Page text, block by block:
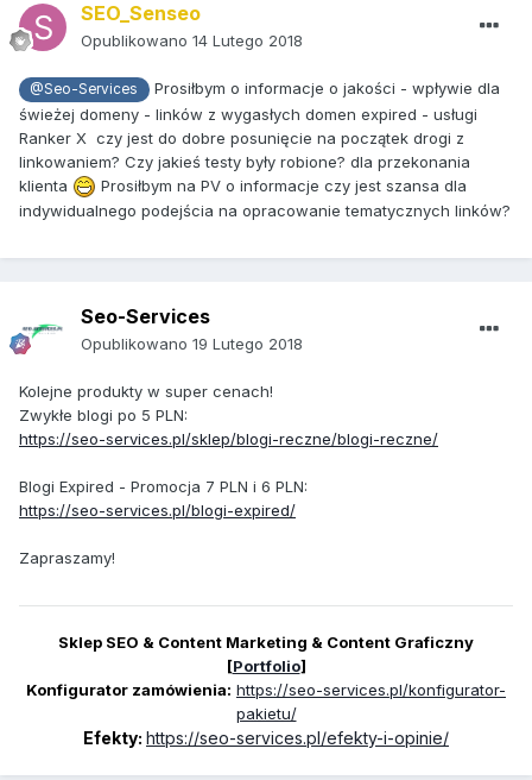
SEO_Senseo
Opublikowano 14 Lutego 2018
@Seo-Services
Prosiłbym o informacje o jakości - wpływie dla
świeżej domeny - linków z wygasłych domen expired - usługi
Ranker X czy jest do dobre posunięcie na początek drogi z
linkowaniem? Czy jakieś testy były robione? dla przekonania
klienta
Prosiłbym na PV o informacje czy jest szansa dla
indywidualnego podejścia na opracowanie tematycznych linków?
Seo-Services
Opublikowano 19 Lutego 2018
Kolejne produkty w super cenach!
Zwykłe blogi po 5 PLN:
https://seo-services.pl/sklep/blogi-reczne/blogi-reczne/
Blogi Expired - Promocja 7 PLN i 6 PLN:
https://seo-services.pl/blogi-expired/
Zapraszamy!
Sklep SEO & Content Marketing & Content Graficzny
[Portfolio]
Konfigurator zamówienia: https://seo-services.pl/konfigurator-
pakietu/
Efekty: https://seo-services.pl/efekty-i-opinie/